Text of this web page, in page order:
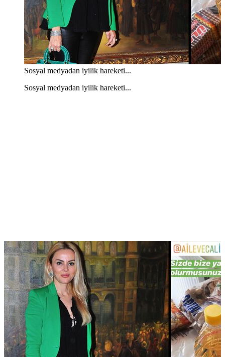
Sosyal medyadan iyilik hareketi...
Sosyal medyadan iyilik hareketi...